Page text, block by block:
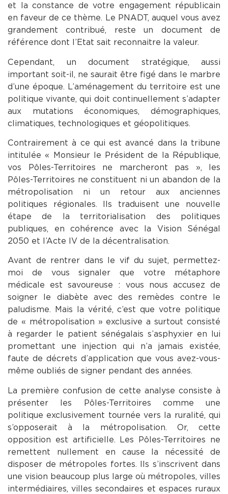
et la constance de votre engagement républicain
en faveur de ce thème. Le PNADT, auquel vous avez
grandement contribué, reste un document de
référence dont l’Etat sait reconnaitre la valeur.
Cependant, un document stratégique, aussi
important soit-il, ne saurait être figé dans le marbre
d’une époque. L’aménagement du territoire est une
politique vivante, qui doit continuellement s’adapter
aux mutations économiques, démographiques,
climatiques, technologiques et géopolitiques.
Contrairement à ce qui est avancé dans la tribune
intitulée « Monsieur le Président de la République,
vos Pôles-Territoires ne marcheront pas », les
Pôles-Territoires ne constituent ni un abandon de la
métropolisation ni un retour aux anciennes
politiques régionales. Ils traduisent une nouvelle
étape de la territorialisation des politiques
publiques, en cohérence avec la Vision Sénégal
2050 et l’Acte IV de la décentralisation.
Avant de rentrer dans le vif du sujet, permettez-
moi de vous signaler que votre métaphore
médicale est savoureuse : vous nous accusez de
soigner le diabète avec des remèdes contre le
paludisme. Mais la vérité, c’est que votre politique
de « métropolisation » exclusive a surtout consisté
à regarder le patient sénégalais s’asphyxier en lui
promettant une injection qui n’a jamais existée,
faute de décrets d’application que vous avez-vous-
même oubliés de signer pendant des années.
La première confusion de cette analyse consiste à
présenter les Pôles-Territoires comme une
politique exclusivement tournée vers la ruralité, qui
s’opposerait à la métropolisation. Or, cette
opposition est artificielle. Les Pôles-Territoires ne
remettent nullement en cause la nécessité de
disposer de métropoles fortes. Ils s’inscrivent dans
une vision beaucoup plus large où métropoles, villes
intermédiaires, villes secondaires et espaces ruraux